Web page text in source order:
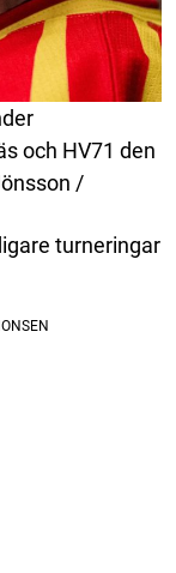
och HV71 den
/
turneringar